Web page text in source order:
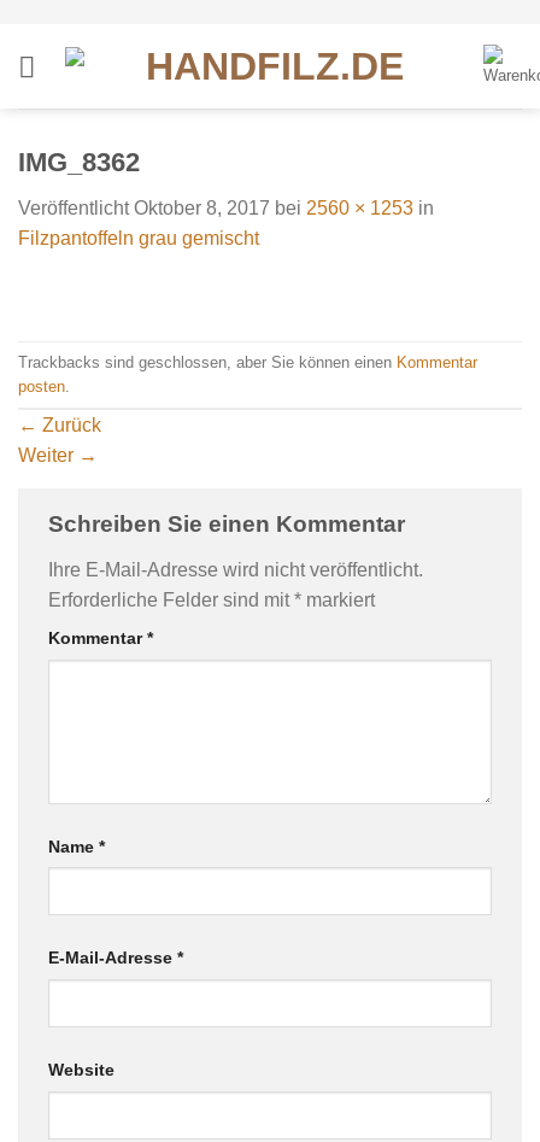
springen
IMG_8362
VeröffentlichtOktober 8, 2017 bei 2560 × 1253 in
Filzpantoffeln grau gemischt
Trackbacks sind geschlossen, aber Sie können einen Kommentar
posten
← Zurück
Weiter →
Schreiben Sie einen Kommentar
Ihre E-Mail-Adresse wird nicht veröffentlicht.
Erforderliche Felder sind mit* markiert
Kommentar*
Name *
E-Mail-Adresse *
Website